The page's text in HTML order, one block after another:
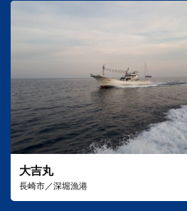
大吉丸
長崎市／深堀漁港